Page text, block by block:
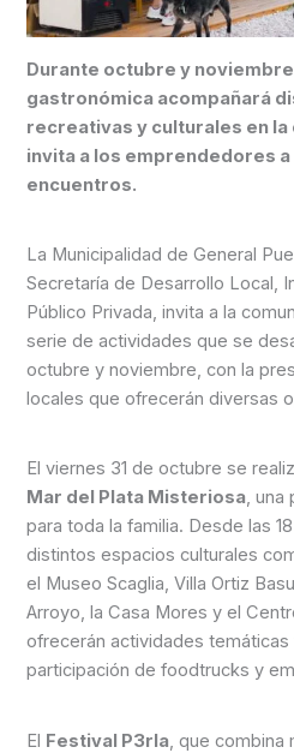
Durante octubre y
gastronómica acompañará
recreativas y culturales en la
invita a los emprendedores
encuentros.
La Municipalidad de General
Secretaría de Desarrollo Local,
Público Privada, invita a la
serie de actividades que se
octubre y noviembre, con la
locales que ofrecerán diversas
El viernes 31 de octubre se
Mar del Plata Misteriosa, una
para toda la familia. Desde las
distintos espacios culturales
el Museo Scaglia, Villa Ortiz
Arroyo, la Casa Mores y el
ofrecerán actividades
participación de foodtrucks y
El Festival P3rla, que combina